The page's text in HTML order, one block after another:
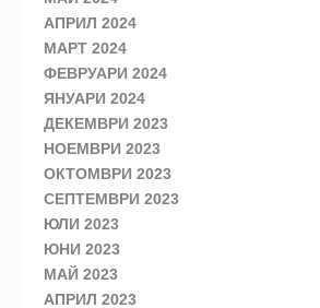
АПРИЛ 2024
МАРТ 2024
ФЕВРУАРИ 2024
ЯНУАРИ 2024
ДЕКЕМВРИ 2023
НОЕМВРИ 2023
ОКТОМВРИ 2023
СЕПТЕМВРИ 2023
ЮЛИ 2023
ЮНИ 2023
МАЙ 2023
АПРИЛ 2023